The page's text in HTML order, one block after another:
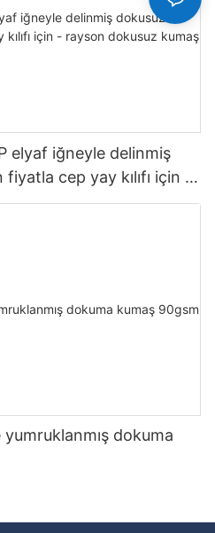
elyaf iğneyle delinmiş
cep yay kılıfı için -
dokuma